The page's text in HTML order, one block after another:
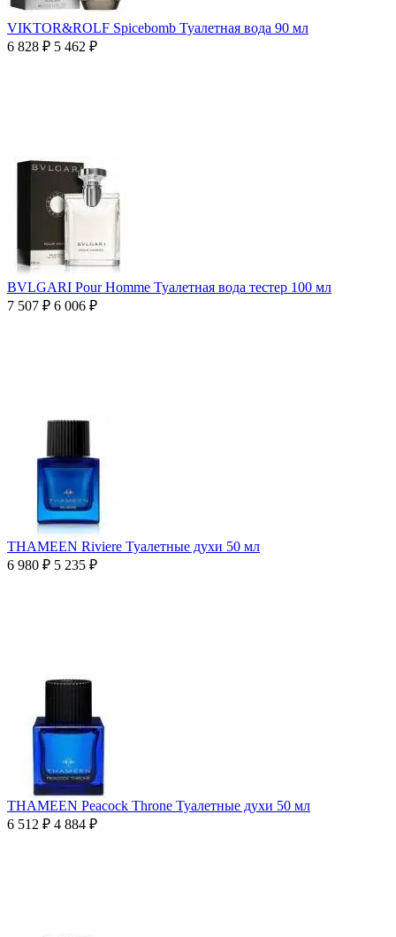
VIKTOR&ROLF Spicebomb Туалетная вода 90 мл
6 828 ₽ 5 462 ₽
BVLGARI Pour Homme Туалетная вода тестер 100 мл
7 507 ₽ 6 006 ₽
THAMEEN Riviere Туалетные духи 50 мл
6 980 ₽ 5 235 ₽
THAMEEN Peacock Throne Туалетные духи 50 мл
6 512 ₽ 4 884 ₽